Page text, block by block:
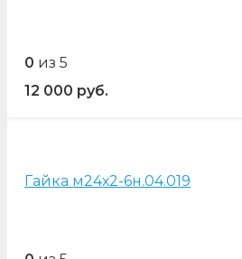
0 из 5
12 000 руб.
Гайка м24х2-6н.04.019